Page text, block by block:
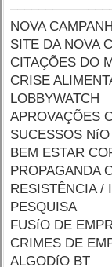
NOVA
SITE DA NOVA
CITAÇÕES DO
CRISE
LOBBYWATCH
APROVAÇÕES
SUCESSOS
BEM ESTAR
PROPAGANDA
RESISTÊNCIA /
PESQUISA
FUSíO DE
CRIMES DE
ALGODíO BT